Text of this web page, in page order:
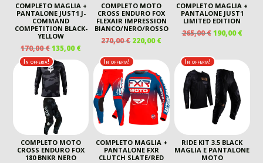
COMPLETO MAGLIA +
PANTALONE JUST1 J-
COMMAND
COMPETITION BLACK-
YELLOW
170,00€IL
PREZZO
ORIGINALE
ERA:
170,00 €.
135,00€IL
PREZZO
ATTUALE
135,00 €.
COMPLETO MOTO
CROSS ENDURO FOX
FLEXAIR IMPRESSION
BIANCO/NERO/ROSSO
270,00€ IL
ORIGINALE
ERA:
270,00 €.
220,00€IL
ATTUALE
220,00 €.
COMPLETO MAGLIA +
PANTALONE JUST1
LIMITED EDITION
265,00€ IL
ERA:
265,00 €.
190,00€IL
È:
In offerta!
COMPLETO MOTO
CROSS ENDURO FOX
180 BNKR NERO
In offerta!
COMPLETO MAGLIA +
PANTALONE FXR
CLUTCH SLATE/RED
In offerta!
RIDE KIT 3.5 BLACK
MAGLIA E PANTALONE
MOTO